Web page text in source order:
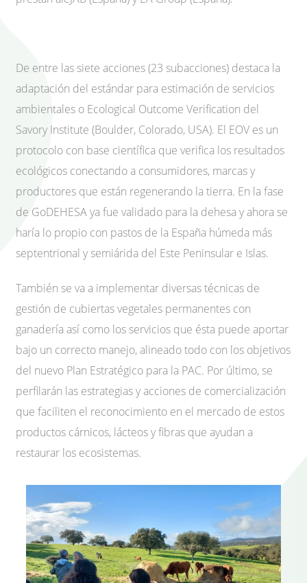
De entre las siete acciones (23 subacciones) destaca la
adaptación del estándar para estimación de servicios
ambientales o Ecological Outcome Verification del
Savory Institute (Boulder, Colorado, USA). El EOV es un
protocolo con base científica que verifica los resultados
ecológicos conectando a consumidores, marcas y
productores que están regenerando la tierra. En la fase
de GoDEHESA ya fue validado para la dehesa y ahora se
haría lo propio con pastos de la España húmeda más
septentrional y semiárida del Este Peninsular e Islas.
También se va a implementar diversas técnicas de
gestión de cubiertas vegetales permanentes con
ganadería así como los servicios que ésta puede aportar
bajo un correcto manejo, alineado todo con los objetivos
del nuevo Plan Estratégico para la PAC. Por último, se
perfilarán las estrategias y acciones de comercialización
que faciliten el reconocimiento en el mercado de estos
productos cárnicos, lácteos y fibras que ayudan a
restaurar los ecosistemas.